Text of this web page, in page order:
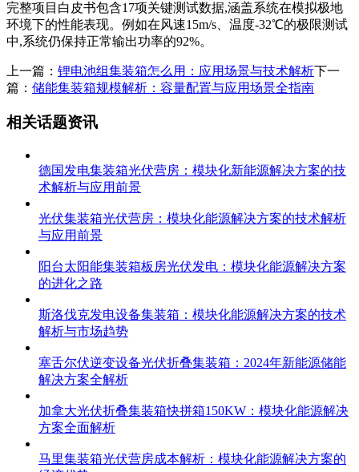
完整项目白皮书包含17项关键测试数据,涵盖系统在模拟极地
环境下的性能表现。例如在风速15m/s、温度-32℃的极限测试
中,系统仍保持正常输出功率的92%。
上一篇： 锂电池组集装箱怎么用：应用场景与技术解析下一
篇： 储能集装箱规模解析：容量配置与应用场景全指南
相关话题资讯
德国发电集装箱光伏营房：模块化新能源解决方案的技
术解析与应用前景
光伏集装箱光伏营房：模块化能源解决方案的技术解析
与应用前景
阳台太阳能集装箱板房光伏发电：模块化能源解决方案
的进化之路
斯洛伐克发电设备集装箱：模块化能源解决方案的技术
解析与市场趋势
塞舌尔伏逆变设备光伏折叠集装箱：2024年新能源储能
解决方案全解析
加拿大光伏折叠集装箱快拼箱150KW：模块化能源解决
方案全面解析
马里集装箱光伏营房成本解析：模块化能源解决方案的